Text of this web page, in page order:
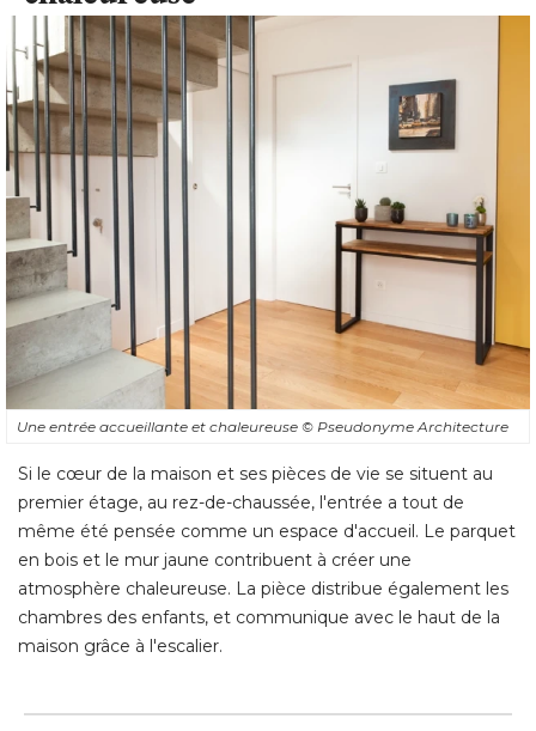
Une entrée accueillante et chaleureuse © Pseudonyme Architecture
Si le cœur de la maison et ses pièces de vie se situent au
premier étage, au rez-de-chaussée, l'entrée a tout de
même été pensée comme un espace d'accueil. Le parquet
en bois et le mur jaune contribuent à créer une
atmosphère chaleureuse. La pièce distribue également les
chambres des enfants, et communique avec le haut de la
maison grâce à l'escalier.